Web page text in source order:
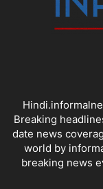
Breaking
date news
world by
breaking news